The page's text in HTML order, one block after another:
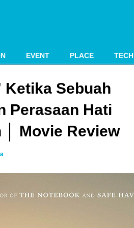
EVENT PLACE TECH
Ketika Sebuah
Perasaan Hati
│ Movie Review